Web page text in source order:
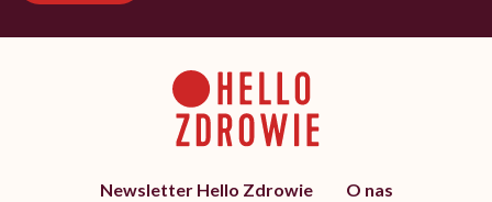
Newsletter Hello Zdrowie
O nas